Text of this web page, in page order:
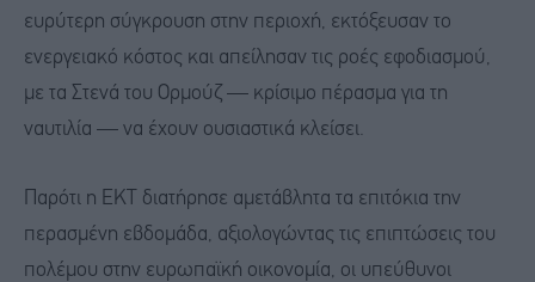
ευρύτερη σύγκρουση στην περιοχή, εκτόξευσαν το
ενεργειακό κόστος και απείλησαν τις ροές εφοδιασμού,
με τα Στενά του Ορμούζ — κρίσιμο πέρασμα για τη
ναυτιλία — να έχουν ουσιαστικά κλείσει.
Παρότι η ΕΚΤ διατήρησε αμετάβλητα τα επιτόκια την
περασμένη εβδομάδα, αξιολογώντας τις επιπτώσεις του
πολέμου στην ευρωπαϊκή οικονομία, οι υπεύθυνοι